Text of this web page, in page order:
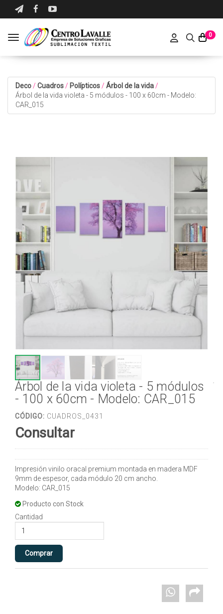
0
Toggle navigation
Deco / Cuadros / Polípticos / Árbol de la vida /
Árbol de la vida violeta - 5 módulos - 100 x 60cm - Modelo:
CAR_015
Árbol de la vida violeta - 5 módulos
- 100 x 60cm - Modelo: CAR_015
CÓDIGO: CUADROS_0431
Consultar
Impresión vinilo oracal premium montada en madera MDF
9mm de espesor, cada módulo 20 cm ancho.
Modelo: CAR_015
Producto con Stock
Cantidad